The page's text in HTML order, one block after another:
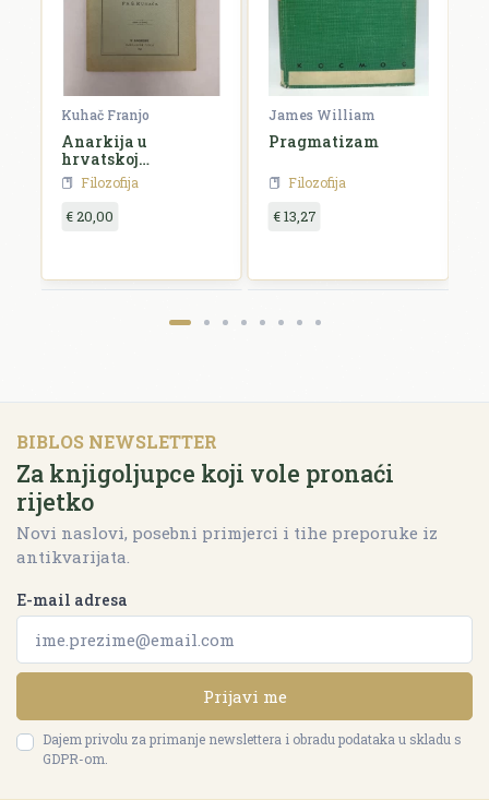
Kuhač Franjo
Anarkija u
hrvatskoj
književnosti i
umjetnosti
Filozofija
€ 20,00
James William
Pragmatizam
Filozofija
€ 13,27
BIBLOS NEWSLETTER
Za knjigoljupce koji vole pronaći
rijetko
Novi naslovi, posebni primjerci i tihe preporuke iz
antikvarijata.
E-mail adresa
Prijavi me
Dajem privolu za primanje newslettera i obradu podataka u skladu s
GDPR-om.